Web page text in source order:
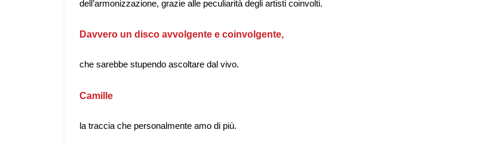
dell’armonizzazione, grazie alle peculiarità degli artisti coinvolti.
Davvero un disco avvolgente e coinvolgente,
che sarebbe stupendo ascoltare dal vivo.
Camille
la traccia che personalmente amo di più.